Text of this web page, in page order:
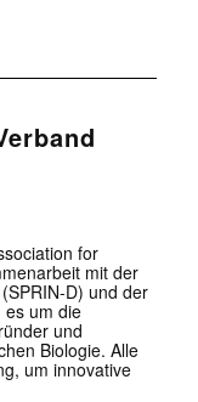
for
mit der
D) und der
es um die
und
Biologie. Alle
um innovative